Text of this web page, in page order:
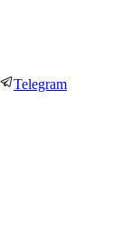
Telegram